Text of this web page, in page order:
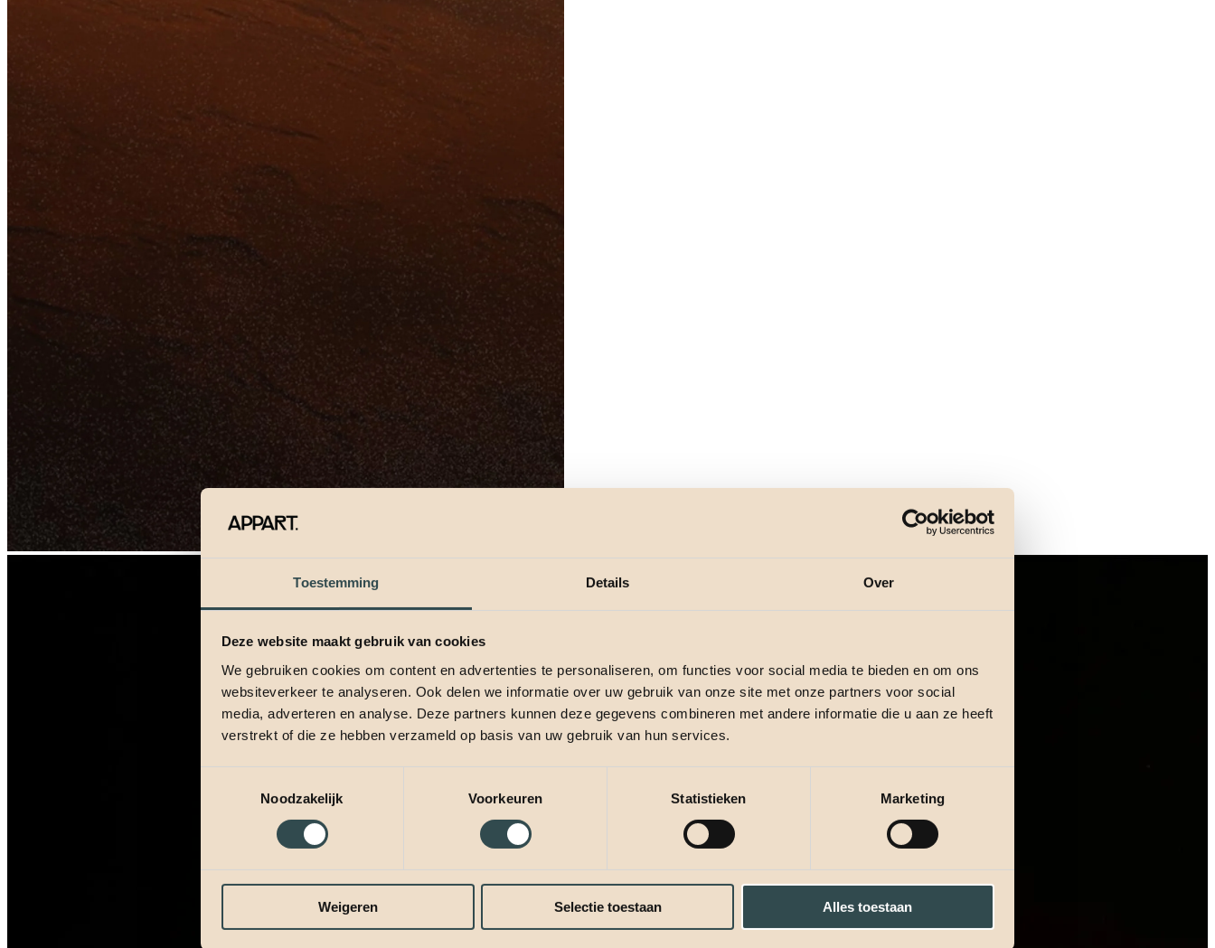
Toestemming Details Over
Deze website maakt gebruik van cookies
We gebruiken cookies om content en advertenties te personaliseren, om functies voor social media te bieden en om ons
websiteverkeer te analyseren. Ook delen we informatie over uw gebruik van onze site met onze partners voor social
media, adverteren en analyse. Deze partners kunnen deze gegevens combineren met andere informatie die u aan ze heeft
verstrekt of die ze hebben verzameld op basis van uw gebruik van hun services.
Noodzakelijk
Voorkeuren Statistieken Marketing
Weigeren Selectie toestaan Alles toestaan